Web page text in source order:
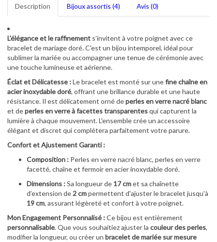
Description Bijoux assortis (4) Avis (0)
L'élégance et le raffinement s’invitent à votre poignet avec ce
bracelet de mariage doré. C'est un bijou intemporel, idéal pour
sublimer la mariée ou accompagner une tenue de cérémonie avec
une touche lumineuse et aérienne.
Éclat et Délicatesse :Le bracelet est monté sur unefine chaîne en
acier inoxydable doré, offrant une brillance durable et une haute
résistance. Il est délicatement orné deperles en verre nacré blanc
et deperles en verre à facettes transparentesqui capturent la
lumière à chaque mouvement. L'ensemble crée un accessoire
élégant et discret qui complétera parfaitement votre parure.
Confort et Ajustement Garanti :
Composition : Perles en verre nacré blanc, perles en verre
facetté, chaîne et fermoir en acier inoxydable doré.
Dimensions :Sa longueur de 17 cmet sa chaînette
d’extension de2 cmpermettent d'ajuster le bracelet jusqu'à
19 cm, assurant légèreté et confort à votre poignet.
Mon Engagement Personnalisé :Ce bijou est entièrement
personnalisable. Que vous souhaitiez ajuster la couleur des perles,
modifier la longueur, ou créer un bracelet de mariée sur mesure